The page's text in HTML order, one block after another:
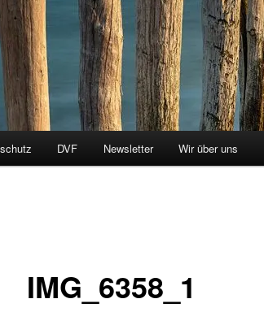
DVF Newsletter Wir über uns
IMG_6358_1